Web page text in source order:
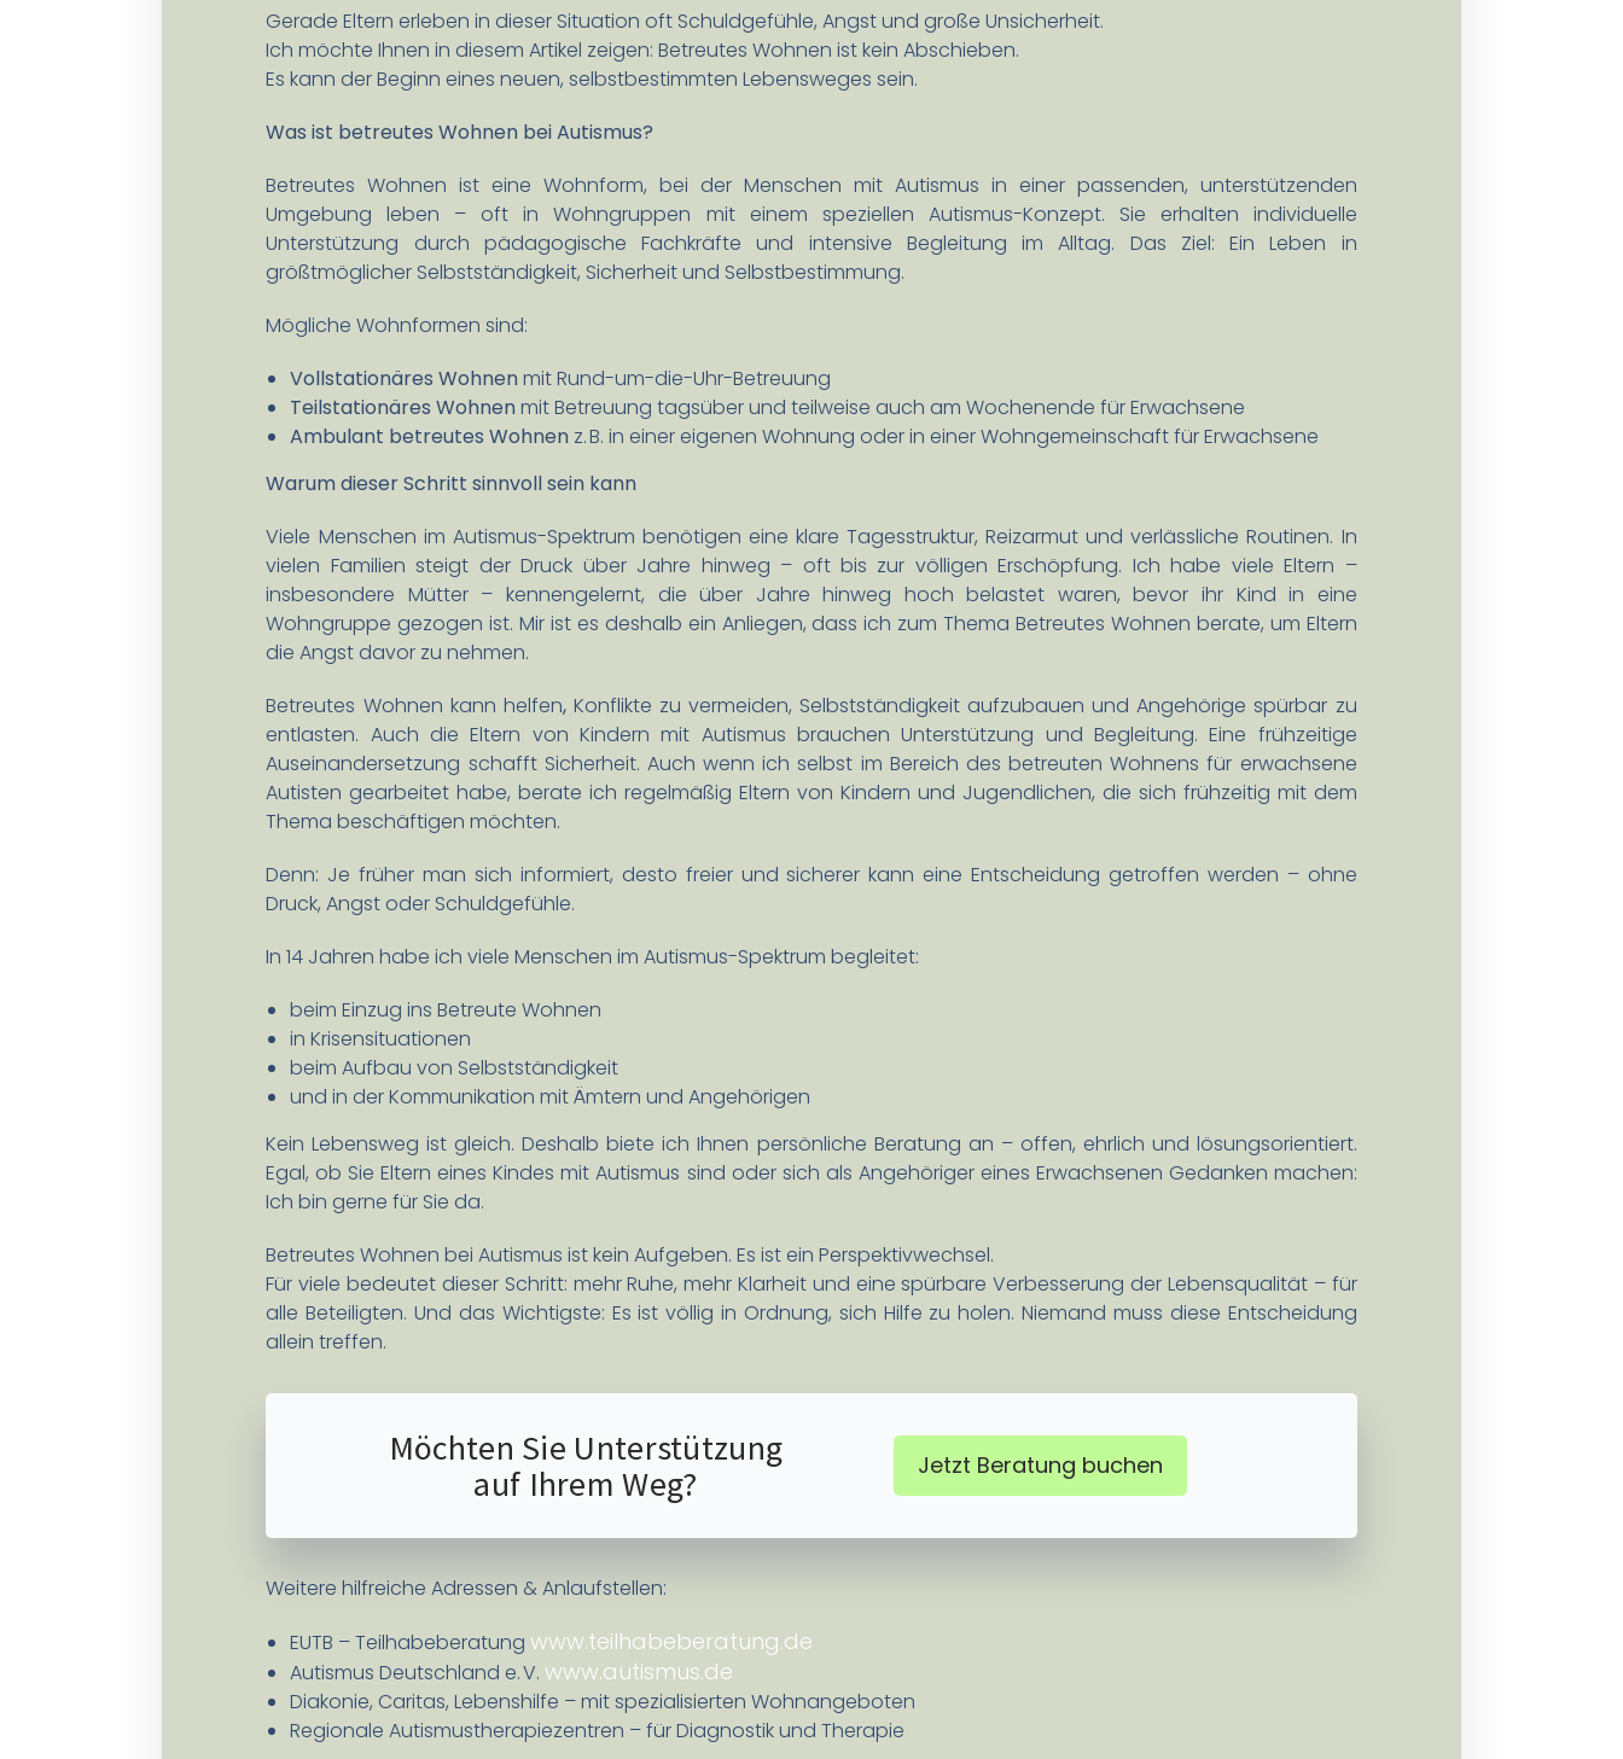
Gerade Eltern erleben in dieser Situation oft Schuldgefühle, Angst und große Unsicherheit.
Ich möchte Ihnen in diesem Artikel zeigen: Betreutes Wohnen ist kein Abschieben.
Es kann der Beginn eines neuen, selbstbestimmten Lebensweges sein.
Was ist betreutes Wohnen bei Autismus?
Betreutes Wohnen ist eine Wohnform, bei der Menschen mit Autismus in einer passenden, unterstützenden
Umgebung leben – oft in Wohngruppen mit einem speziellen Autismus-Konzept. Sie erhalten individuelle
Unterstützung durch pädagogische Fachkräfte und intensive Begleitung im Alltag. Das Ziel: Ein Leben in
größtmöglicher Selbstständigkeit, Sicherheit und Selbstbestimmung.
Mögliche Wohnformen sind:
Vollstationäres Wohnen mit Rund-um-die-Uhr-Betreuung
Teilstationäres Wohnen mit Betreuung tagsüber und teilweise auch am Wochenende für Erwachsene
Ambulant betreutes Wohnen z. B. in einer eigenen Wohnung oder in einer Wohngemeinschaft für Erwachsene
Warum dieser Schritt sinnvoll sein kann
Viele Menschen im Autismus-Spektrum benötigen eine klare Tagesstruktur, Reizarmut und verlässliche Routinen. In
vielen Familien steigt der Druck über Jahre hinweg – oft bis zur völligen Erschöpfung. Ich habe viele Eltern –
insbesondere Mütter – kennengelernt, die über Jahre hinweg hoch belastet waren, bevor ihr Kind in eine
Wohngruppe gezogen ist. Mir ist es deshalb ein Anliegen, dass ich zum Thema Betreutes Wohnen berate, um Eltern
die Angst davor zu nehmen.
Betreutes Wohnen kann helfen,Konflikte zu vermeiden, Selbstständigkeit aufzubauen und Angehörige spürbar zu
entlasten. Auch die Eltern von Kindern mit Autismus brauchen Unterstützung und Begleitung. Eine frühzeitige
Auseinandersetzung schafft Sicherheit. Auch wenn ich selbst im Bereich des betreuten Wohnens für erwachsene
Autisten gearbeitet habe, berate ich regelmäßig Eltern von Kindern und Jugendlichen, die sich frühzeitig mit dem
Thema beschäftigen möchten.
Denn: Je früher man sich informiert, desto freier und sicherer kann eine Entscheidung getroffen werden – ohne
Druck, Angst oder Schuldgefühle.
In 14 Jahren habe ich viele Menschen im Autismus-Spektrum begleitet:
beim Einzug ins Betreute Wohnen
in Krisensituationen
beim Aufbau von Selbstständigkeit
und in der Kommunikation mit Ämtern und Angehörigen
Kein Lebensweg ist gleich. Deshalb biete ich Ihnen persönliche Beratung an – offen, ehrlich und lösungsorientiert.
Egal, ob Sie Eltern eines Kindes mit Autismus sind oder sich als Angehöriger eines Erwachsenen Gedanken machen:
Ich bin gerne für Sie da.
Betreutes Wohnen bei Autismus ist kein Aufgeben. Es ist ein Perspektivwechsel.
Für viele bedeutet dieser Schritt: mehr Ruhe, mehr Klarheit und eine spürbare Verbesserung der Lebensqualität – für
alle Beteiligten. Und das Wichtigste: Es ist völlig in Ordnung, sich Hilfe zu holen. Niemand muss diese Entscheidung
allein treffen.
Möchten Sie Unterstützung
auf Ihrem Weg?
Jetzt Beratung buchen
Weitere hilfreiche Adressen & Anlaufstellen:
EUTB – Teilhabeberatungwww.teilhabeberatung.de
Autismus Deutschland e. V.www.autismus.de
Diakonie, Caritas, Lebenshilfe – mit spezialisierten Wohnangeboten
Regionale Autismustherapiezentren – für Diagnostik und Therapie